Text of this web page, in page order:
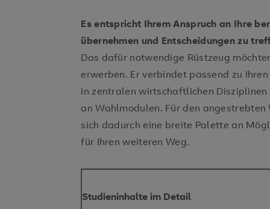
Es entspricht Ihrem Anspruch an Ihre
übernehmen und Entscheidungen zu
Das dafür notwendige Rüstzeug
erwerben. Er verbindet passend zu
in zentralen wirtschaftlichen
an Wahlmodulen. Für den
sich dadurch eine breite Palette an
für Ihren weiteren Weg.
Studieninhalte im Detail